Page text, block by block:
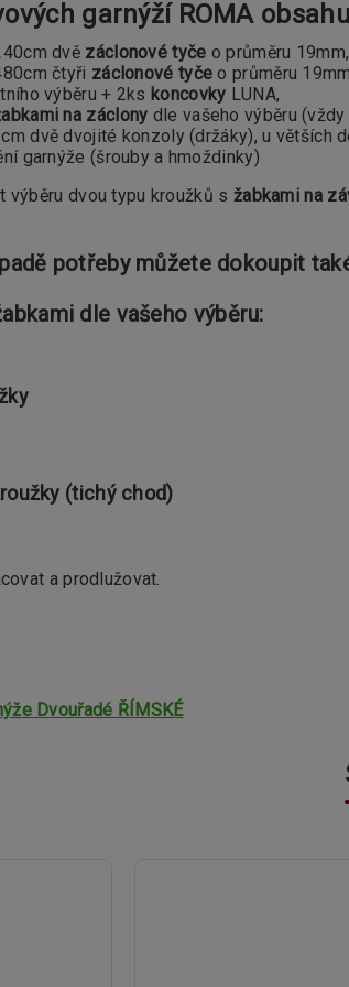
garnýží ROMA
dvě záclonové tyče o průměru 19mm,
čtyři záclonové tyče o průměru
výběru + 2ks koncovky LUNA,
na záclony dle vašeho výběru
dvě dvojité konzoly (držáky), u větších
garnýže (šrouby a hmoždinky)
výběru dvou typu kroužků s žabkami na
potřeby můžete dokoupit
dle vašeho výběru:
(tichý chod)
a prodlužovat.
Dvouřadé ŘÍMSKÉ